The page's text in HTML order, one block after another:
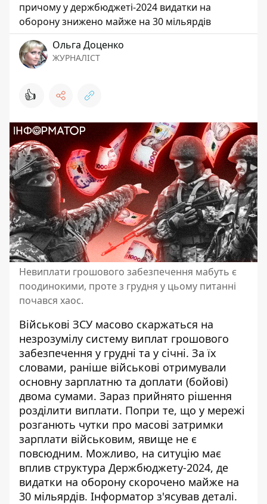
причому у держбюджеті-2024 видатки на
оборону знижено майже на 30 мільярдів
Ольга Доценко
ЖУРНАЛІСТ
👍
Невиплати грошового забезпечення мабуть є
поодинокими, проте з грудня у цьому питанні
почався хаос.
Військові ЗСУ масово скаржаться на
незрозумілу систему виплат грошового
забезпечення у грудні та у січні. За їх
словами, раніше військові отримували
основну зарплатню та доплати (бойові)
двома сумами. Зараз прийнято рішення
розділити виплати. Попри те, що у мережі
розганють чутки про масові затримки
зарплати військовим, явище не є
повсюдним. Можливо, на ситуцію має
вплив структура Держбюджету-2024, де
видатки на оборону скорочено майже на
30 мільярдів. Інформатор з'ясував деталі.